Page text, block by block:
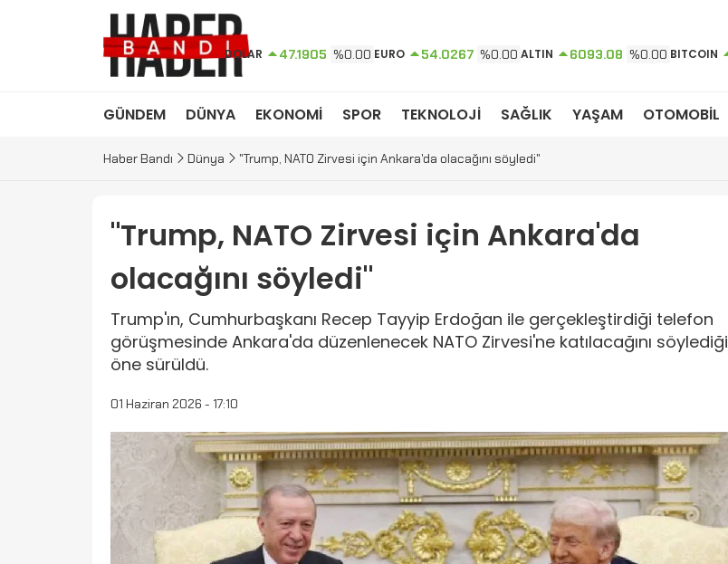
DOLAR 47.1905 %0.00 EURO 54.0267 %0.00 ALTIN 6093.08 %0.00 BITCOIN
GÜNDEM DÜNYA EKONOMİ SPOR TEKNOLOJİ SAĞLIK YAŞAM OTOMOBİL
Haber Bandı Dünya "Trump, NATO Zirvesi için Ankara'da olacağını söyledi"
"Trump, NATO Zirvesi için Ankara'da
olacağını söyledi"
Trump'ın, Cumhurbaşkanı Recep Tayyip Erdoğan ile gerçekleştirdiği telefon
görüşmesinde Ankara'da düzenlenecek NATO Zirvesi'ne katılacağını söylediği
öne sürüldü.
01 Haziran 2026 - 17:10